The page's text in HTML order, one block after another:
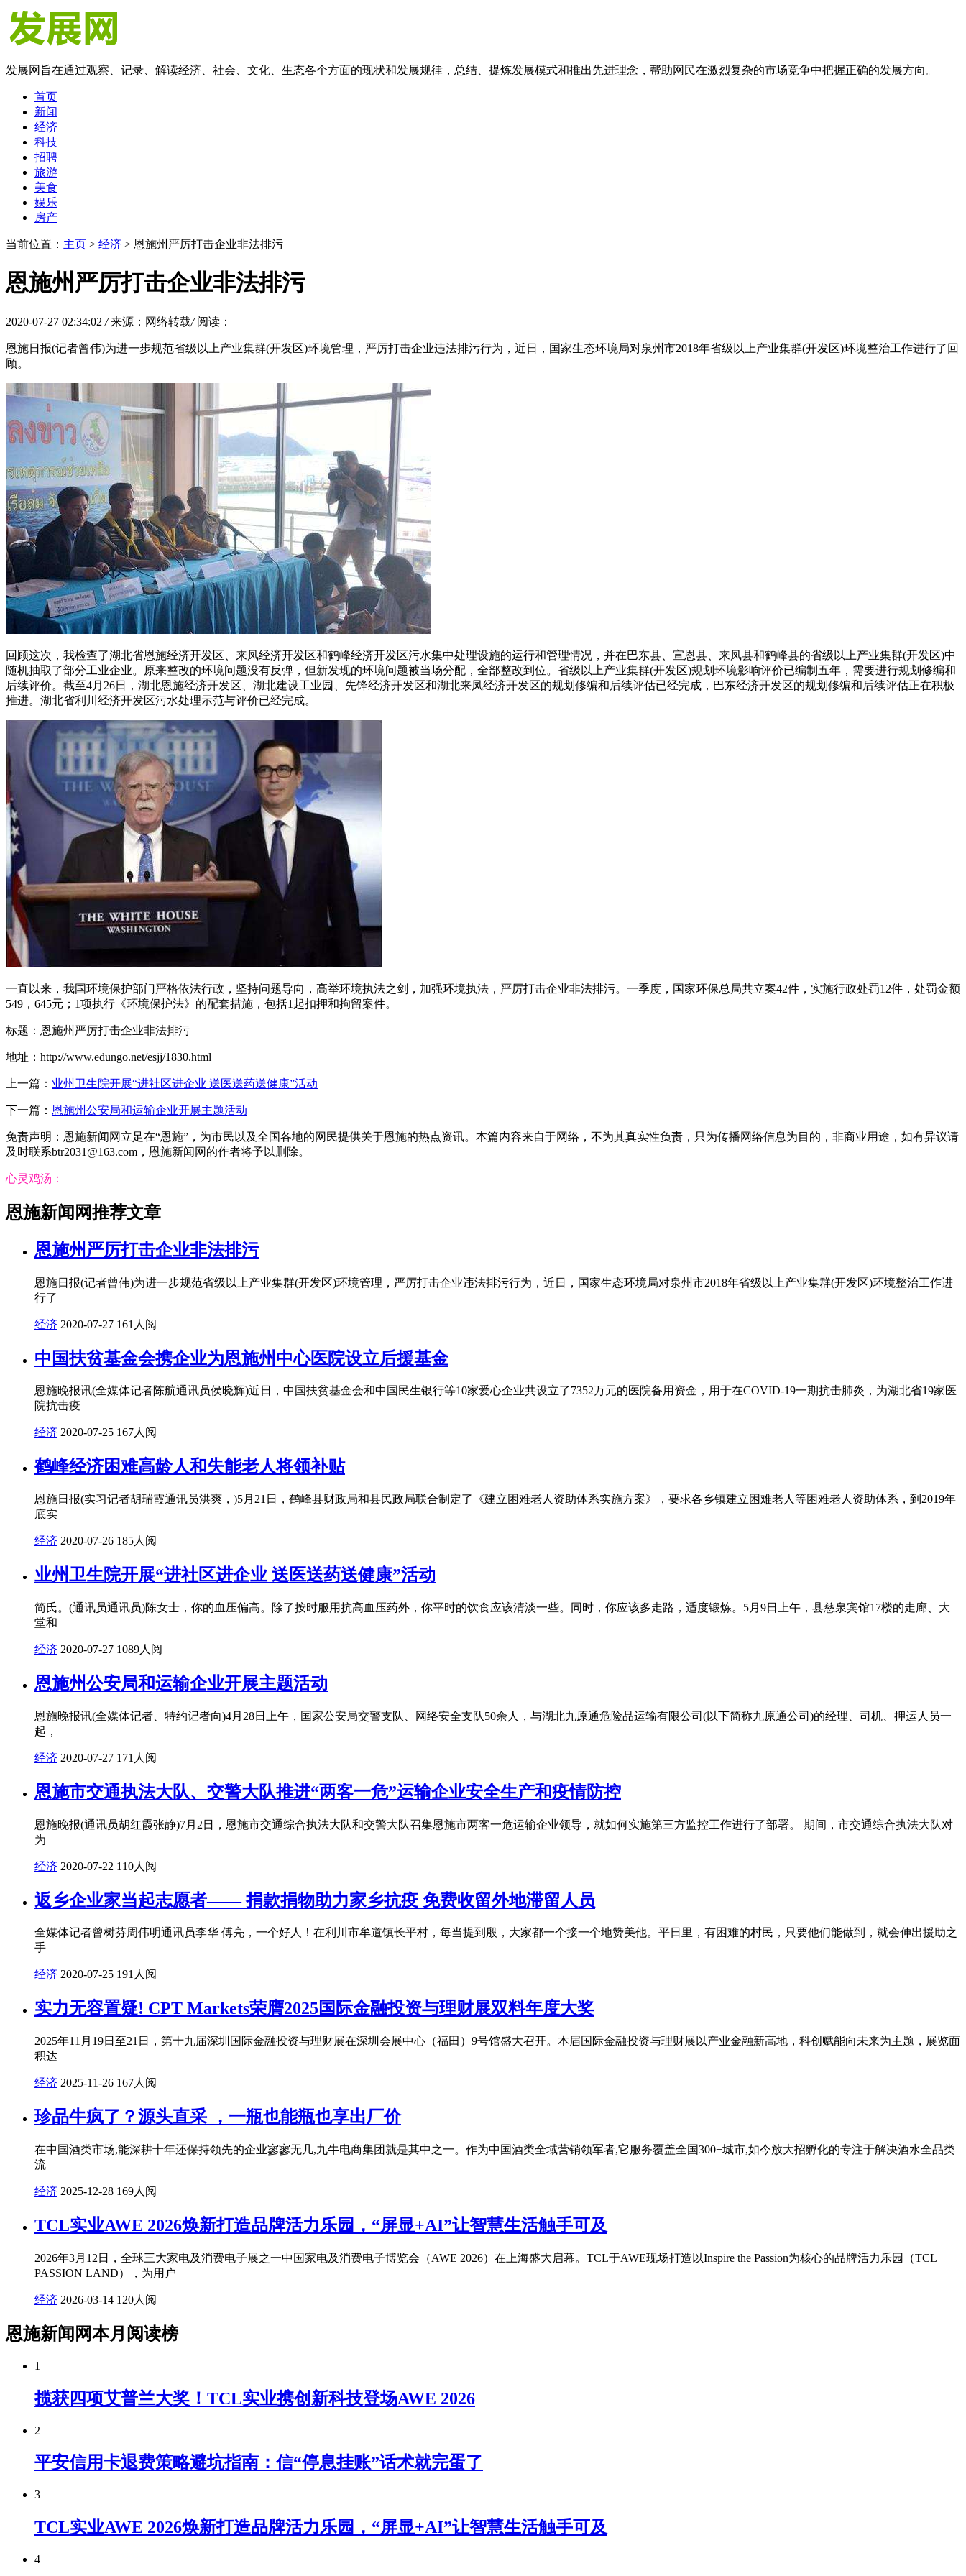
发展网旨在通过观察、记录、解读经济、社会、文化、生态各个方面的现状和发展规律，总结、提炼发展模式和推出先进理念，帮助网民在激烈复杂的市场竞争中把握正确的发展方向。
首页
新闻
经济
科技
招聘
旅游
美食
娱乐
房产
当前位置： 主页 > 经济 > 恩施州严厉打击企业非法排污
恩施州严厉打击企业非法排污
2020-07-27 02:34:02 / 来源：网络转载/ 阅读：
恩施日报(记者曾伟)为进一步规范省级以上产业集群(开发区)环境管理，严厉打击企业违法排污行为，近日，国家生态环境局对泉州市2018年省级以上产业集群(开发区)环境整治工作进行了回
顾。
回顾这次，我检查了湖北省恩施经济开发区、来凤经济开发区和鹤峰经济开发区污水集中处理设施的运行和管理情况，并在巴东县、宣恩县、来凤县和鹤峰县的省级以上产业集群(开发区)中
随机抽取了部分工业企业。原来整改的环境问题没有反弹，但新发现的环境问题被当场分配，全部整改到位。省级以上产业集群(开发区)规划环境影响评价已编制五年，需要进行规划修编和
后续评价。截至4月26日，湖北恩施经济开发区、湖北建设工业园、先锋经济开发区和湖北来凤经济开发区的规划修编和后续评估已经完成，巴东经济开发区的规划修编和后续评估正在积极
推进。湖北省利川经济开发区污水处理示范与评价已经完成。
一直以来，我国环境保护部门严格依法行政，坚持问题导向，高举环境执法之剑，加强环境执法，严厉打击企业非法排污。一季度，国家环保总局共立案42件，实施行政处罚12件，处罚金额
549，645元；1项执行《环境保护法》的配套措施，包括1起扣押和拘留案件。
标题：恩施州严厉打击企业非法排污
地址：http://www.edungo.net/esjj/1830.html
上一篇： 业州卫生院开展“进社区进企业 送医送药送健康”活动
下一篇： 恩施州公安局和运输企业开展主题活动
免责声明：恩施新闻网立足在“恩施”，为市民以及全国各地的网民提供关于恩施的热点资讯。本篇内容来自于网络，不为其真实性负责，只为传播网络信息为目的，非商业用途，如有异议请
及时联系btr2031@163.com，恩施新闻网的作者将予以删除。
心灵鸡汤：
恩施新闻网推荐文章
恩施州严厉打击企业非法排污
恩施日报(记者曾伟)为进一步规范省级以上产业集群(开发区)环境管理，严厉打击企业违法排污行为，近日，国家生态环境局对泉州市2018年省级以上产业集群(开发区)环境整治工作进
行了
经济 2020-07-27 161人阅
中国扶贫基金会携企业为恩施州中心医院设立后援基金
恩施晚报讯(全媒体记者陈航通讯员侯晓辉)近日，中国扶贫基金会和中国民生银行等10家爱心企业共设立了7352万元的医院备用资金，用于在COVID-19一期抗击肺炎，为湖北省19家医
院抗击疫
经济 2020-07-25 167人阅
鹤峰经济困难高龄人和失能老人将领补贴
恩施日报(实习记者胡瑞霞通讯员洪爽，)5月21日，鹤峰县财政局和县民政局联合制定了《建立困难老人资助体系实施方案》，要求各乡镇建立困难老人等困难老人资助体系，到2019年
底实
经济 2020-07-26 185人阅
业州卫生院开展“进社区进企业 送医送药送健康”活动
简氏。(通讯员通讯员)陈女士，你的血压偏高。除了按时服用抗高血压药外，你平时的饮食应该清淡一些。同时，你应该多走路，适度锻炼。5月9日上午，县慈泉宾馆17楼的走廊、大
堂和
经济 2020-07-27 1089人阅
恩施州公安局和运输企业开展主题活动
恩施晚报讯(全媒体记者、特约记者向)4月28日上午，国家公安局交警支队、网络安全支队50余人，与湖北九原通危险品运输有限公司(以下简称九原通公司)的经理、司机、押运人员一
起，
经济 2020-07-27 171人阅
恩施市交通执法大队、交警大队推进“两客一危”运输企业安全生产和疫情防控
恩施晚报(通讯员胡红霞张静)7月2日，恩施市交通综合执法大队和交警大队召集恩施市两客一危运输企业领导，就如何实施第三方监控工作进行了部署。 期间，市交通综合执法大队对
为
经济 2020-07-22 110人阅
返乡企业家当起志愿者—— 捐款捐物助力家乡抗疫 免费收留外地滞留人员
全媒体记者曾树芬周伟明通讯员李华 傅亮，一个好人！在利川市牟道镇长平村，每当提到殷，大家都一个接一个地赞美他。平日里，有困难的村民，只要他们能做到，就会伸出援助之
手
经济 2020-07-25 191人阅
实力无容置疑! CPT Markets荣膺2025国际金融投资与理财展双料年度大奖
2025年11月19日至21日，第十九届深圳国际金融投资与理财展在深圳会展中心（福田）9号馆盛大召开。本届国际金融投资与理财展以产业金融新高地，科创赋能向未来为主题，展览面
积达
经济 2025-11-26 167人阅
珍品牛疯了？源头直采 ，一瓶也能瓶也享出厂价
在中国酒类市场,能深耕十年还保持领先的企业寥寥无几,九牛电商集团就是其中之一。作为中国酒类全域营销领军者,它服务覆盖全国300+城市,如今放大招孵化的专注于解决酒水全品类
流
经济 2025-12-28 169人阅
TCL实业AWE 2026焕新打造品牌活力乐园，“屏显+AI”让智慧生活触手可及
2026年3月12日，全球三大家电及消费电子展之一中国家电及消费电子博览会（AWE 2026）在上海盛大启幕。TCL于AWE现场打造以Inspire the Passion为核心的品牌活力乐园（TCL
PASSION LAND），为用户
经济 2026-03-14 120人阅
恩施新闻网本月阅读榜
1
揽获四项艾普兰大奖！TCL实业携创新科技登场AWE 2026
2
平安信用卡退费策略避坑指南：信“停息挂账”话术就完蛋了
3
TCL实业AWE 2026焕新打造品牌活力乐园，“屏显+AI”让智慧生活触手可及
4